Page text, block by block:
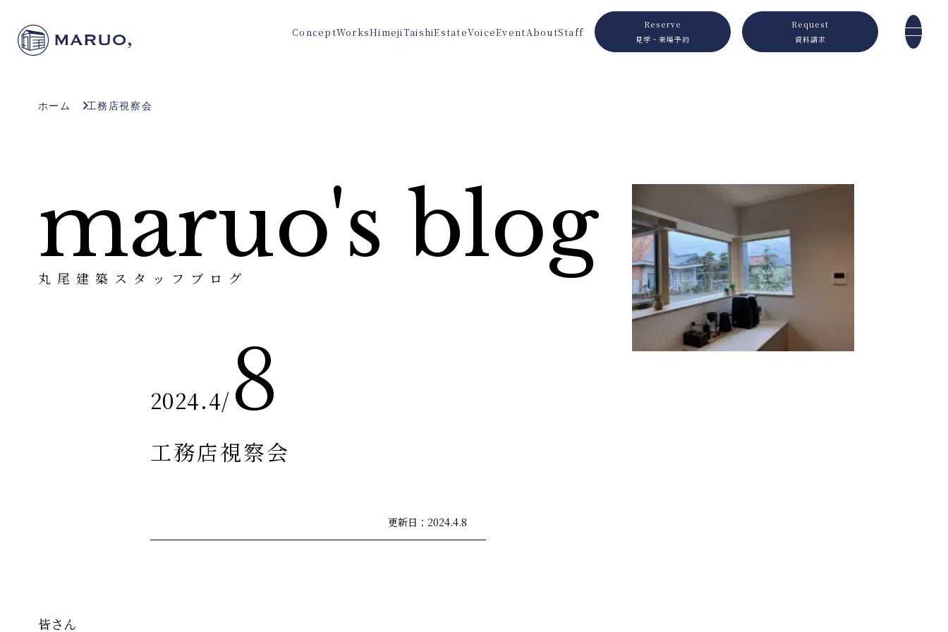
ConceptWorksHimejiTaishiEstateVoiceEventAboutStaff
Reserve
見学・来場予約
Request
資料請求
ホーム 工務店視察会
maruo's blog
丸尾建築スタッフブログ
2024.4/ 8
工務店視察会
更新日：2024.4.8
皆さん